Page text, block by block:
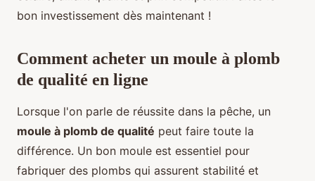
bon investissement dès maintenant !
Comment acheter un moule à plomb
de qualité en ligne
Lorsque l'on parle de réussite dans la pêche, un
moule à plomb de qualité peut faire toute la
différence. Un bon moule est essentiel pour
fabriquer des plombs qui assurent stabilité et